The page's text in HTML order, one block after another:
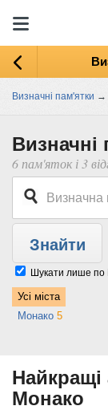
Визначні пам'ятки →
6 пам'яток і 3
Шукати лише по
Усі міста
Монако 5
Найкращі
Монако